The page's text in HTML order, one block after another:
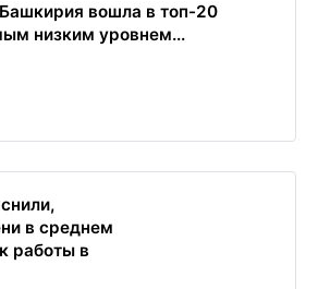
вошла в топ-20
низким уровнем...
в среднем
работы в